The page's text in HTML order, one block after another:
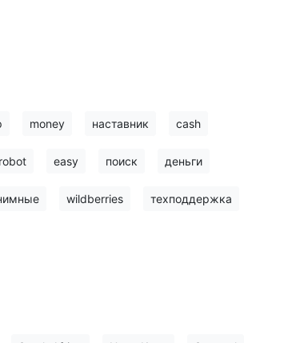
money наставник cash
robot easy поиск деньги
wildberries техподдержка